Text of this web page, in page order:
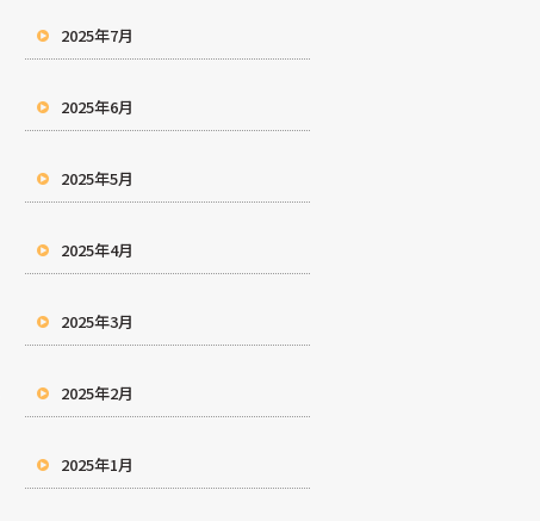
2025年7月
2025年6月
2025年5月
2025年4月
2025年3月
2025年2月
2025年1月